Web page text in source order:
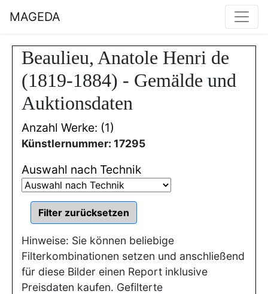
MAGEDA
Beaulieu, Anatole Henri de
(1819-1884) - Gemälde und
Auktionsdaten
Anzahl Werke: (1)
Künstlernummer: 17295
Auswahl nach Technik
Hinweise: Sie können beliebige
Filterkombinationen setzen und anschließend
für diese Bilder einen Report inklusive
Preisdaten kaufen. Gefilterte